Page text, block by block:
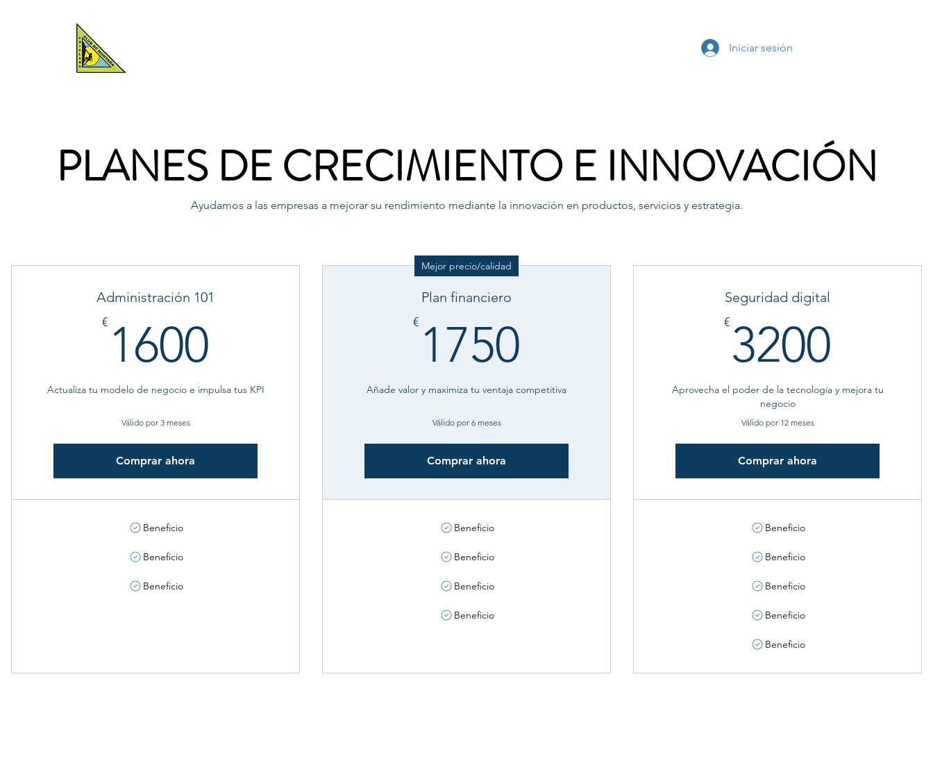
Iniciar sesión
PLANES DE CRECIMIENTO E INNOVACIÓN
Ayudamos a las empresas a mejorar su rendimiento mediante la innovación en productos, servicios y estrategia.
Administración 101
€ 1600
Actualiza tu modelo de negocio e impulsa tus KPI
Válido por 3 meses
Comprar ahora
Beneficio
Beneficio
Beneficio
Mejor precio/calidad
Plan financiero
€ 1750
Añade valor y maximiza tu ventaja competitiva
Válido por 6 meses
Comprar ahora
Beneficio
Beneficio
Beneficio
Beneficio
Seguridad digital
€ 3200
Aprovecha el poder de la tecnología y mejora tu
negocio
Válido por 12 meses
Comprar ahora
Beneficio
Beneficio
Beneficio
Beneficio
Beneficio